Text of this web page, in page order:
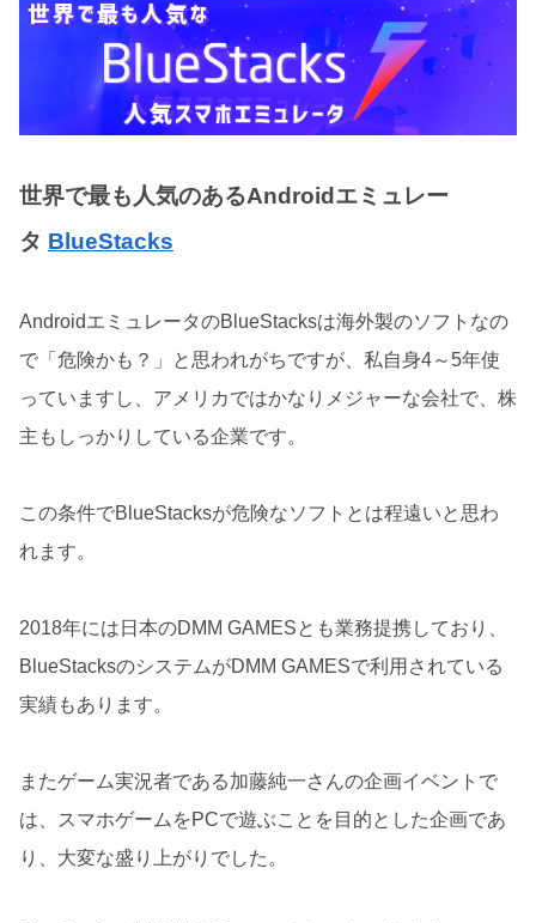
世界で最も人気のあるAndroidエミュレー
タ BlueStacks
AndroidエミュレータのBlueStacksは海外製のソフトなの
で「危険かも？」と思われがちですが、私自身4～5年使
っていますし、アメリカではかなりメジャーな会社で、株
主もしっかりしている企業です。
この条件でBlueStacksが危険なソフトとは程遠いと思わ
れます。
2018年には日本のDMM GAMESとも業務提携しており、
BlueStacksのシステムがDMM GAMESで利用されている
実績もあります。
またゲーム実況者である加藤純一さんの企画イベントで
は、スマホゲームをPCで遊ぶことを目的とした企画であ
り、大変な盛り上がりでした。